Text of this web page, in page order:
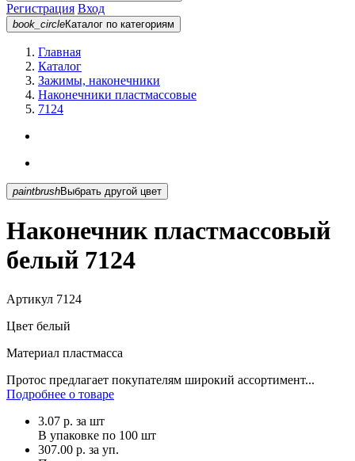
Регистрация Вход
book_circleКаталог по категориям
Главная
Каталог
Зажимы, наконечники
Наконечники пластмассовые
7124
paintbrush Выбрать другой цвет
Наконечник пластмассовый
белый 7124
Артикул 7124
Цвет белый
Материал пластмасса
Протос предлагает покупателям широкий ассортимент...
Подробнее о товаре
3.07 р. за шт
В упаковке по 100 шт
307.00 р. за уп.